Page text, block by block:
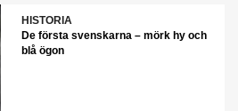
HISTORIA
De första svenskarna – mörk hy och
blå ögon